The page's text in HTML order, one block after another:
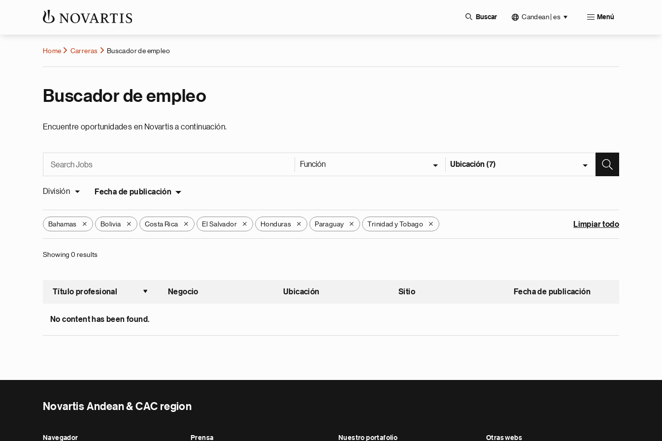
Buscar Candean | es Menú
Home Carreras Buscador de empleo
Buscador de empleo
Encuentre oportunidades en Novartis a continuación.
Función Ubicación (7)
División Fecha de publicación
Bahamas X Bolivia X Costa Rica X El Salvador X Honduras X Paraguay X Trinidad y Tobago X Limpiar todo
Showing 0 results
Título profesional
Ordenar ascendente
Negocio Ubicación Sitio Fecha de publicación
No content has been found.
Novartis Andean & CAC region
Navegador Prensa Nuestro portafolio Otras webs